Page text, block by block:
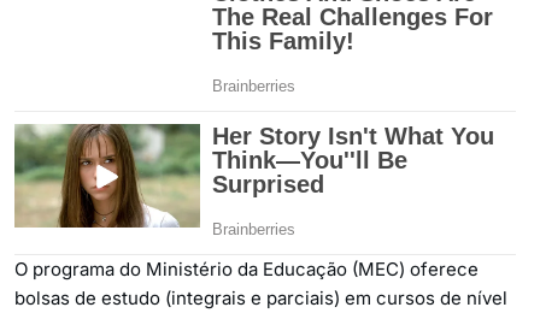
O programa do Ministério da Educação (MEC) oferece
bolsas de estudo (integrais e parciais) em cursos de nível